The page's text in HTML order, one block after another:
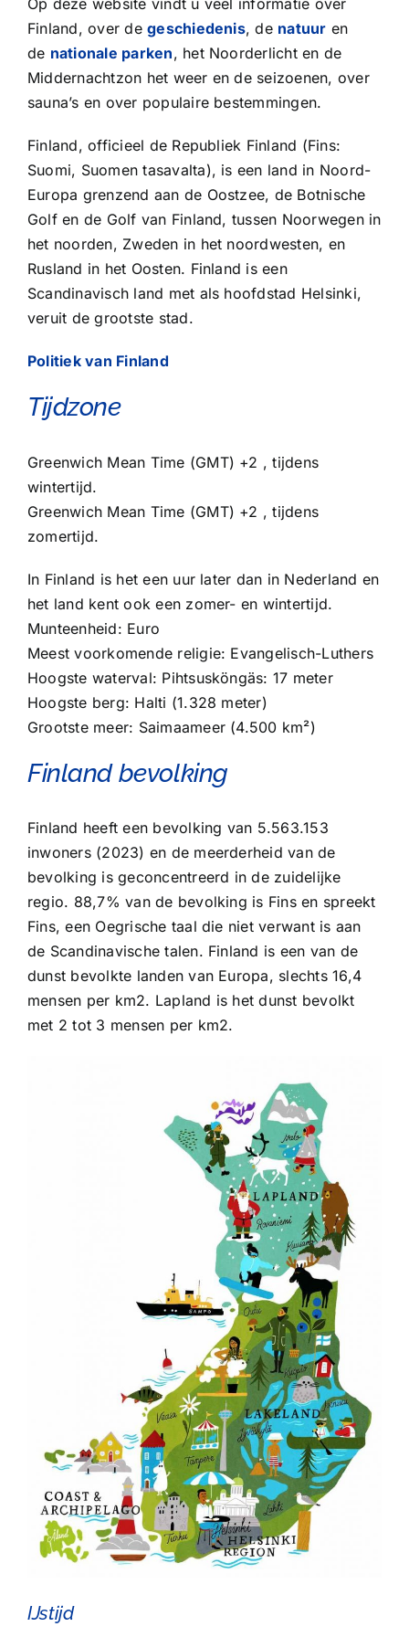
Finland, over degeschiedenis, de natuur en
de nationale parken, het Noorderlicht en de
Middernachtzon het weer en de seizoenen, over
sauna’s en over populaire bestemmingen.
Finland, officieel de Republiek Finland (Fins:
Suomi, Suomen tasavalta), is een land in Noord-
Europa grenzend aan de Oostzee, de Botnische
Golf en de Golf van Finland, tussen Noorwegen in
het noorden, Zweden in het noordwesten, en
Rusland in het Oosten. Finland is een
Scandinavisch land met als hoofdstad Helsinki,
veruit de grootste stad.
Politiek van Finland
Tijdzone
Greenwich Mean Time (GMT) +2 , tijdens
wintertijd.
Greenwich Mean Time (GMT) +2 , tijdens
zomertijd.
In Finland is het een uur later dan in Nederland en
het land kent ook een zomer- en wintertijd.
Munteenheid: Euro
Meest voorkomende religie: Evangelisch-Luthers
Hoogste waterval: Pihtsusköngäs: 17 meter
Hoogste berg: Halti (1.328 meter)
Grootste meer: Saimaameer (4.500 km²)
Finland bevolking
Finland heeft een bevolking van 5.563.153
inwoners (2023) en de meerderheid van de
bevolking is geconcentreerd in de zuidelijke
regio. 88,7% van de bevolking is Fins en spreekt
Fins, een Oegrische taal die niet verwant is aan
de Scandinavische talen. Finland is een van de
dunst bevolkte landen van Europa, slechts 16,4
mensen per km2. Lapland is het dunst bevolkt
met 2 tot 3 mensen per km2.
IJstijd